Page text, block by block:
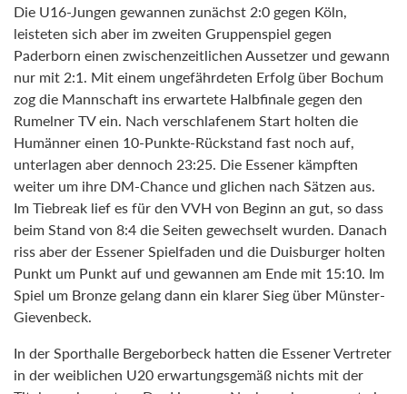
Die U16-Jungen gewannen zunächst 2:0 gegen Köln,
leisteten sich aber im zweiten Gruppenspiel gegen
Paderborn einen zwischenzeitlichen Aussetzer und gewann
nur mit 2:1. Mit einem ungefährdeten Erfolg über Bochum
zog die Mannschaft ins erwartete Halbfinale gegen den
Rumelner TV ein. Nach verschlafenem Start holten die
Humänner einen 10-Punkte-Rückstand fast noch auf,
unterlagen aber dennoch 23:25. Die Essener kämpften
weiter um ihre DM-Chance und glichen nach Sätzen aus.
Im Tiebreak lief es für den VVH von Beginn an gut, so dass
beim Stand von 8:4 die Seiten gewechselt wurden. Danach
riss aber der Essener Spielfaden und die Duisburger holten
Punkt um Punkt auf und gewannen am Ende mit 15:10. Im
Spiel um Bronze gelang dann ein klarer Sieg über Münster-
Gievenbeck.
In der Sporthalle Bergeborbeck hatten die Essener Vertreter
in der weiblichen U20 erwartungsgemäß nichts mit der